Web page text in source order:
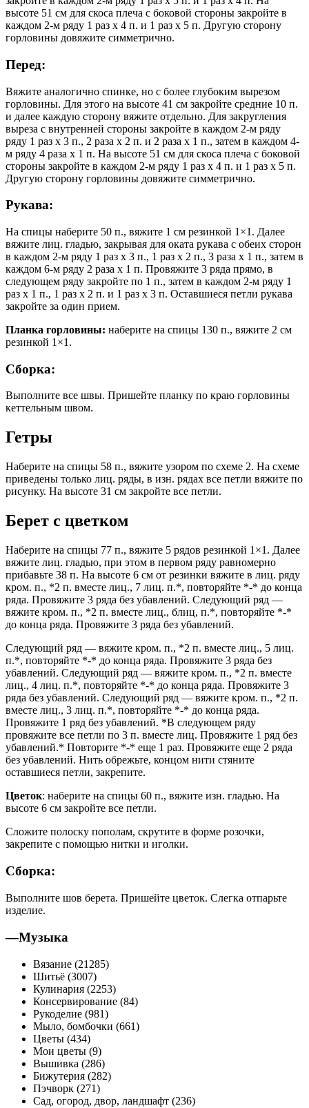
высоте 51 см для скоса плеча с боковой стороны закройте в
каждом 2-м ряду 1 раз х 4 п. и 1 раз х 5 п. Другую сторону
горловины довяжите симметрично.
Перед:
Вяжите аналогично спинке, но с более глубоким вырезом
горловины. Для этого на высоте 41 см закройте средние 10 п.
и далее каждую сторону вяжите отдельно. Для закругления
выреза с внутренней стороны закройте в каждом 2-м ряду
ряду 1 раз х 3 п., 2 раза х 2 п. и 2 раза х 1 п., затем в каждом 4-
м ряду 4 раза х 1 п. На высоте 51 см для скоса плеча с боковой
стороны закройте в каждом 2-м ряду 1 раз х 4 п. и 1 раз х 5 п.
Другую сторону горловины довяжите симметрично.
Рукава:
На спицы наберите 50 п., вяжите 1 см резинкой 1×1. Далее
вяжите лиц. гладью, закрывая для оката рукава с обеих сторон
в каждом 2-м ряду 1 раз х 3 п., 1 раз х 2 п., 3 раза х 1 п., затем в
каждом 6-м ряду 2 раза х 1 п. Провяжите 3 ряда прямо, в
следующем ряду закройте по 1 п., затем в каждом 2-м ряду 1
раз х 1 п., 1 раз х 2 п. и 1 раз х 3 п. Оставшиеся петли рукава
закройте за один прием.
Планка горловины: наберите на спицы 130 п., вяжите 2 см
резинкой 1×1.
Сборка:
Выполните все швы. Пришейте планку по краю горловины
кеттельным швом.
Гетры
Наберите на спицы 58 п., вяжите узором по схеме 2. На схеме
приведены только лиц. ряды, в изн. рядах все петли вяжите по
рисунку. На высоте 31 см закройте все петли.
Берет с цветком
Наберите на спицы 77 п., вяжите 5 рядов резинкой 1×1. Далее
вяжите лиц. гладью, при этом в первом ряду равномерно
прибавьте 38 п. На высоте 6 см от резинки вяжите в лиц. ряду
кром. п., *2 п. вместе лиц., 7 лиц. п.*, повторяйте *-* до конца
ряда. Провяжите 3 ряда без убавлений. Следующий ряд —
вяжите кром. п., *2 п. вместе лиц., блиц, п.*, повторяйте *-*
до конца ряда. Провяжите 3 ряда без убавлений.
Следующий ряд — вяжите кром. п., *2 п. вместе лиц., 5 лиц.
п.*, повторяйте *-* до конца ряда. Провяжите 3 ряда без
убавлений. Следующий ряд — вяжите кром. п., *2 п. вместе
лиц., 4 лиц. п.*, повторяйте *-* до конца ряда. Провяжите 3
ряда без убавлений. Следующий ряд — вяжите кром. п., *2 п.
вместе лиц., 3 лиц. п.*, повторяйте *-* до конца ряда.
Провяжите 1 ряд без убавлений. *В следующем ряду
провяжите все петли по 3 п. вместе лиц. Провяжите 1 ряд без
убавлений.* Повторите *-* еще 1 раз. Провяжите еще 2 ряда
без убавлений. Нить обрежьте, концом нити стяните
оставшиеся петли, закрепите.
Цветок: наберите на спицы 60 п., вяжите изн. гладью. На
высоте 6 см закройте все петли.
Сложите полоску пополам, скрутите в форме розочки,
закрепите с помощью нитки и иголки.
Сборка:
Выполните шов берета. Пришейте цветок. Слегка отпарьте
изделие.
—Музыка
Вязание (21285)
Шитьё (3007)
Кулинария (2253)
Консервирование (84)
Рукоделие (981)
Мыло, бомбочки (661)
Цветы (434)
Мои цветы (9)
Вышивка (286)
Бижутерия (282)
Пэчворк (271)
Сад, огород, двор, ландшафт (236)